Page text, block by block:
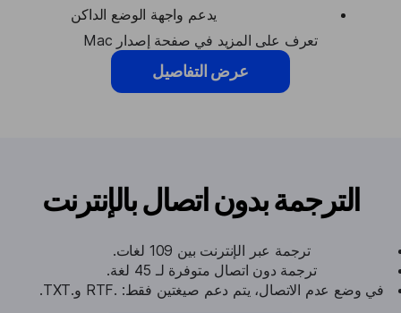
يدعم واجهة الوضع الداكن
تعرف على المزيد في صفحة إصدار Mac
عرض التفاصيل
الترجمة بدون اتصال بالإنترنت
ترجمة عبر الإنترنت بين 109 لغات.
ترجمة دون اتصال متوفرة لـ 45 لغة.
في وضع عدم الاتصال، يتم دعم صيغتين فقط: .RTF و.TXT.